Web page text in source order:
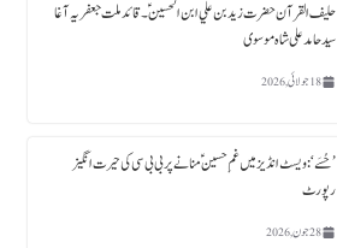
حلیف القرآن حضرت زید بن علي ابن الحسین ؑ ۔قائد ملت جعفریہ آغا
سید حامد علی شاہ موسوی
18 جولائی, 2026
’حُسَے‘: ویسٹ انڈیز میں غمِ حسینؑ منانے پر بی بی سی کی حیرت انگیز
رپورٹ
28 جون, 2026